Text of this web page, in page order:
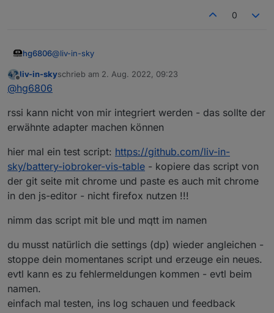
0
hg6806@liv-in-sky
Ok, schau ich mir mal an.
BLE:
ESP:
mqtt.0.Wemos1-Sensor_Dachboden.Akku-Level.Akku-
Spannung 3,74V
Da beim ESP das frei konfigurierbar ist müsste man
sich auf eine Nomenklatur einigen.
Ach ja, wenn wir schon dabei sind, kann man das
Wird wahrscheinlich schwierig, weil die System
sind.
BLE, Zigbee, Homematic, WLAN, etc.
Offline
liv-in-skyschrieb am 2. Aug. 2022, 09:23
zuletzt editiert von
@hg6806
rssi kann nicht von mir integriert werden - das sollte der
erwähnte adapter machen können
hier mal ein test script: https://github.com/liv-in-
sky/battery-iobroker-vis-table - kopiere das script von
der git seite mit chrome und paste es auch mit chrome
in den js-editor - nicht firefox nutzen !!!
nimm das script mit ble und mqtt im namen
du musst natürlich die settings (dp) wieder angleichen -
stoppe dein momentanes script und erzeuge ein neues.
evtl kann es zu fehlermeldungen kommen - evtl beim
namen.
einfach mal testen, ins log schauen und feedback